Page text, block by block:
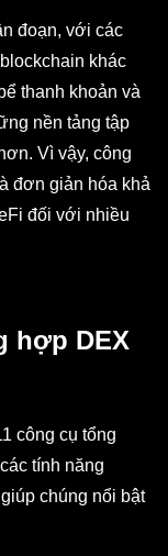
đoạn, với các
khác
thanh khoản và
nền tảng tập
Vì vậy, công
đơn giản hóa khả
đối với nhiều
hợp DEX
công cụ tổng
tính năng
chúng nổi bật